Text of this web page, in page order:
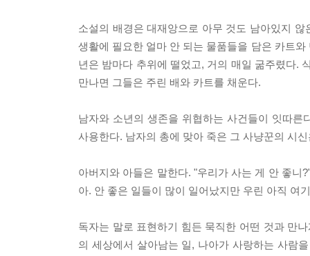
소설의 배경은 대재앙으로 아무 것도 남아있지
생활에 필요한 얼마 안 되는 물품들을 담은 카트
년은 밤마다 추위에 떨었고, 거의 매일 굶주렸다.
만나면 그들은 주린 배와 카트를 채운다.
남자와 소년의 생존을 위협하는 사건들이 잇따
사용한다. 남자의 총에 맞아 죽은 그 사냥꾼의 시
아버지와 아들은 말한다. "우리가 사는 게 안 좋니
아. 안 좋은 일들이 많이 일어났지만 우린 아직 여
독자는 말로 표현하기 힘든 묵직한 어떤 것과 만
의 세상에서 살아남는 일, 나아가 사랑하는 사람